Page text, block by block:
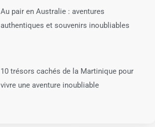
Au pair en Australie : aventures
authentiques et souvenirs inoubliables
10 trésors cachés de la Martinique pour
vivre une aventure inoubliable